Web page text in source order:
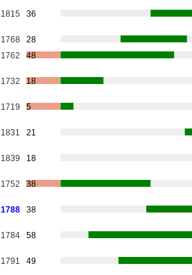
1815 36
1768
28
1762 48
1732 18
1719 5
1831 21
1839 18
1752 38
1788 38
1784 58
1791 49